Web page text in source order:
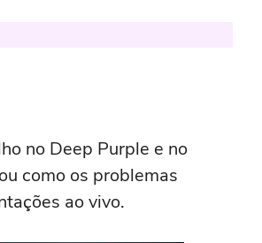
no Deep Purple e no
como os problemas
ao vivo.